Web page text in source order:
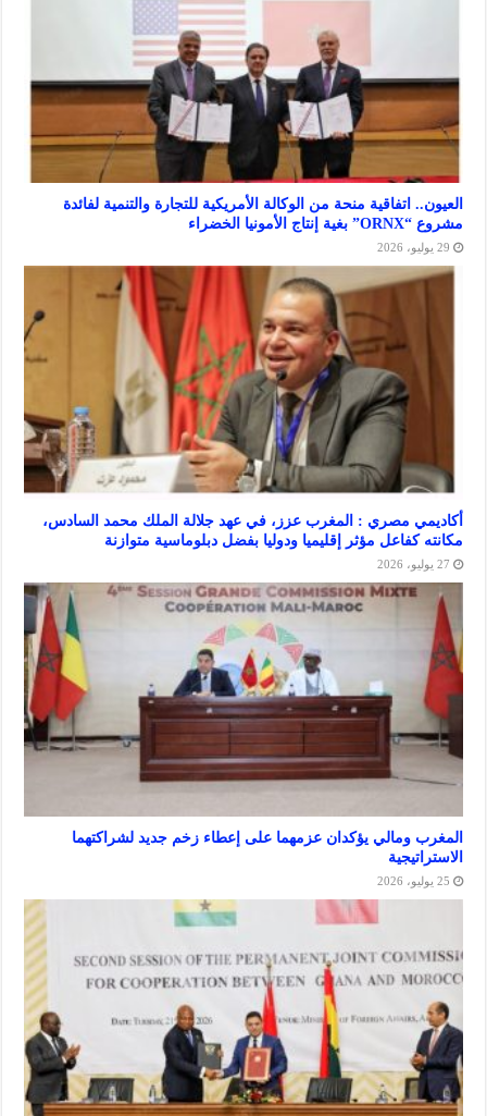
اتفاقية منحة من الوكالة الأمريكية للتجارة والتنمية لفائدة
مصري : المغرب عزز، في عهد جلالة الملك محمد السادس،
مؤثر إقليميا ودوليا بفضل دبلوماسية متوازنة
ومالي يؤكدان عزمهما على إعطاء زخم جديد لشراكتهما